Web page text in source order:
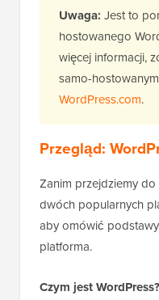
Uwaga: Jest to
hostowanego
więcej informacji,
samo-hostowanym
WordPress.com.
Przegląd:
Zanim przejdziemy
dwóch popularnych
aby omówić
platforma.
Czym jest WordPress?